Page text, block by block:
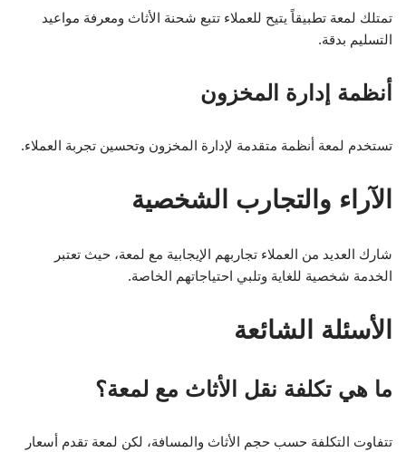
تمتلك لمعة تطبيقاً يتيح للعملاء تتبع شحنة الأثاث ومعرفة مواعيد
التسليم بدقة.
أنظمة إدارة المخزون
تستخدم لمعة أنظمة متقدمة لإدارة المخزون وتحسين تجربة العملاء.
الآراء والتجارب الشخصية
شارك العديد من العملاء تجاربهم الإيجابية مع لمعة، حيث تعتبر
الخدمة شخصية للغاية وتلبي احتياجاتهم الخاصة.
الأسئلة الشائعة
ما هي تكلفة نقل الأثاث مع لمعة؟
تتفاوت التكلفة حسب حجم الأثاث والمسافة، لكن لمعة تقدم أسعار